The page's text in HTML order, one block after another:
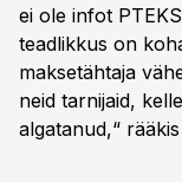
ei ole infot
teadlikkus on
maksetähtaja
neid tarnijaid,
algatanud,“